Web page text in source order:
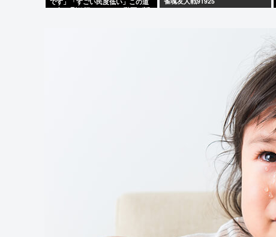
23年の彫り師YouTuberの動画が話